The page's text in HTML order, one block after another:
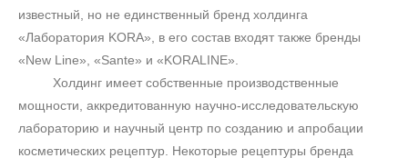
известный, но не единственный бренд холдинга
«Лаборатория KORA», в его состав входят также бренды
«New Line», «Sante» и «KORALINE».
Холдинг имеет собственные производственные
мощности, аккредитованную научно-исследовательскую
лабораторию и научный центр по созданию и апробации
косметических рецептур. Некоторые рецептуры бренда